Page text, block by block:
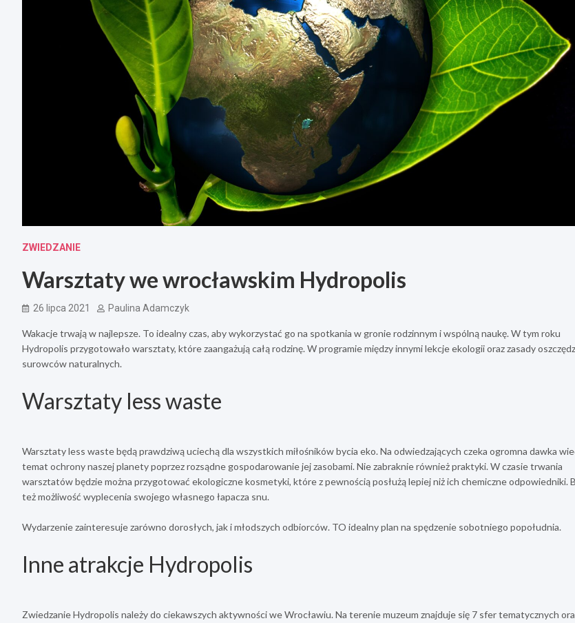
ZWIEDZANIE
Warsztaty we wrocławskim Hydropolis
26 lipca 2021 Paulina Adamczyk
Wakacje trwają w najlepsze. To idealny czas, aby wykorzystać go na spotkania w gronie rodzinnym i wspólną naukę. W tym roku
Hydropolis przygotowało warsztaty, które zaangażują całą rodzinę. W programie między innymi lekcje ekologii oraz zasady
surowców naturalnych.
Warsztaty less waste
Warsztaty less waste będą prawdziwą uciechą dla wszystkich miłośników bycia eko. Na odwiedzających czeka ogromna dawka
temat ochrony naszej planety poprzez rozsądne gospodarowanie jej zasobami. Nie zabraknie również praktyki. W czasie trwania
warsztatów będzie można przygotować ekologiczne kosmetyki, które z pewnością posłużą lepiej niż ich chemiczne odpowiedniki.
też możliwość wyplecenia swojego własnego łapacza snu.
Wydarzenie zainteresuje zarówno dorosłych, jak i młodszych odbiorców. TO idealny plan na spędzenie sobotniego popołudnia.
Inne atrakcje Hydropolis
Zwiedzanie Hydropolis należy do ciekawszych aktywności we Wrocławiu. Na terenie muzeum znajduje się 7 sfer tematycznych